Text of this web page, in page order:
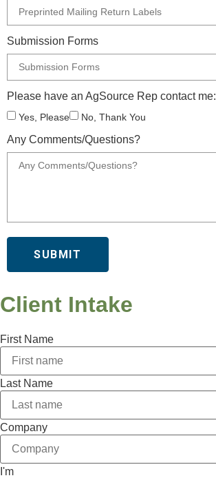
Submission Forms
Please have an AgSource Rep contact me:
Yes, Please No, Thank You
Any Comments/Questions?
SUBMIT
Client Intake
First Name
Last Name
Company
I'm